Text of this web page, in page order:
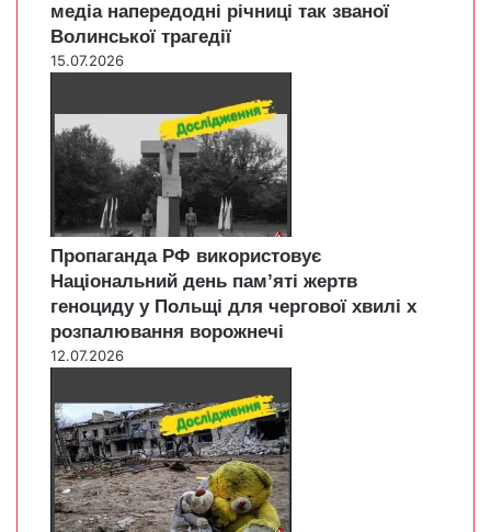
медіа напередодні річниці так званої
Волинської трагедії
15.07.2026
Пропаганда РФ використовує
Національний день пам’яті жертв
геноциду у Польщі для чергової хвилі х
розпалювання ворожнечі
12.07.2026